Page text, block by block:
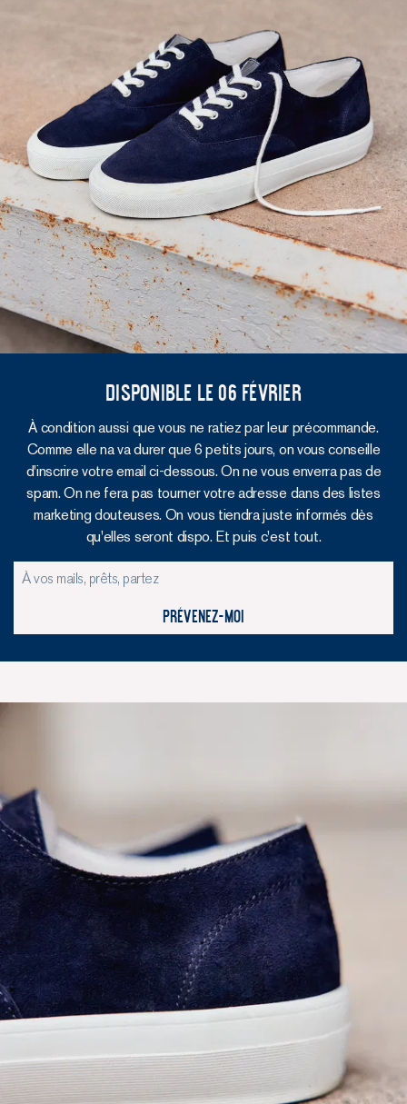
Disponible le 06 février
À condition aussi que vous ne ratiez par leur précommande.
Comme elle na va durer que 6 petits jours, on vous conseille
d'inscrire votre email ci-dessous. On ne vous enverra pas de
spam. On ne fera pas tourner votre adresse dans des listes
marketing douteuses. On vous tiendra juste informés dès
qu'elles seront dispo. Et puis c'est tout.
Prévenez-moi